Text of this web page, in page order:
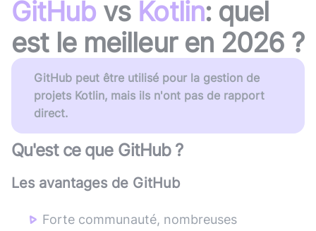
GitHub vs Kotlin: quel
est le meilleur en 2026?
GitHub peut être utilisé pour la gestion de
projets Kotlin, mais ils n'ont pas de rapport
direct.
Qu'est ce que GitHub?
Les avantages de GitHub
Forte communauté, nombreuses